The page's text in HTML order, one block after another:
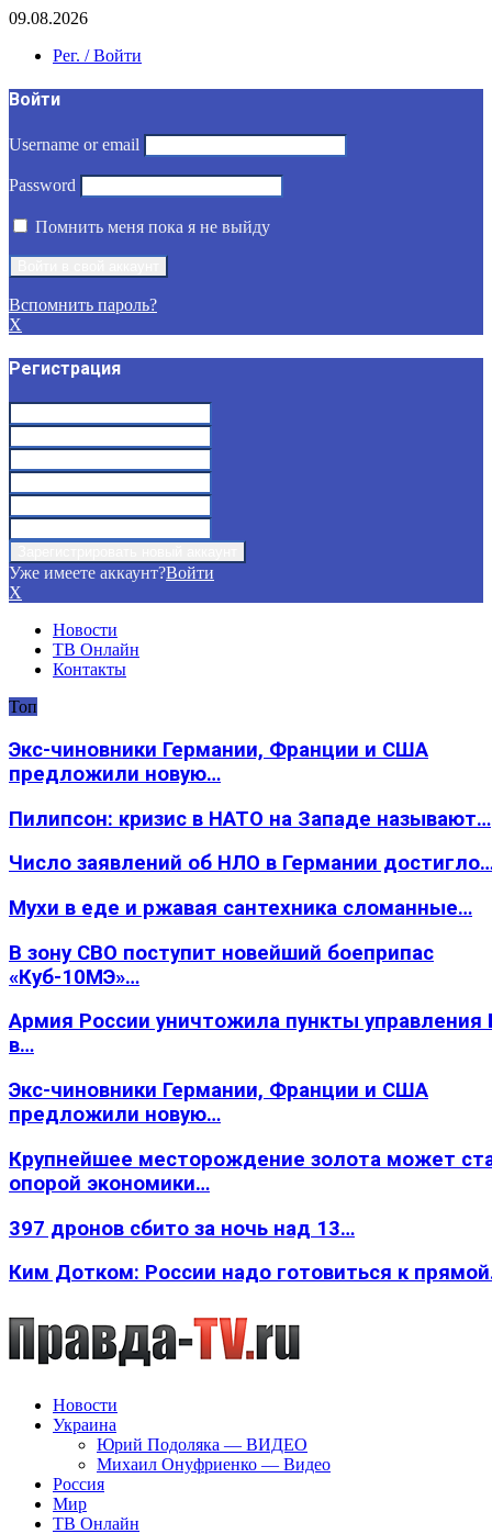
09.08.2026
Рег. / Войти
Войти
Username or email
Password
Помнить меня пока я не выйду
Вспомнить пароль?
X
Регистрация
Уже имеете аккаунт?Войти
X
Новости
ТВ Онлайн
Контакты
Топ
Экс-чиновники Германии, Франции и США
предложили новую…
Пилипсон: кризис в НАТО на Западе называют…
Число заявлений об НЛО в Германии
Мухи в еде и ржавая сантехника сломанные…
В зону СВО поступит новейший боеприпас
«Куб-10МЭ»…
Армия России уничтожила пункты
в…
Экс-чиновники Германии, Франции и США
предложили новую…
Крупнейшее месторождение золота может
опорой экономики…
397 дронов сбито за ночь над 13…
Ким Дотком: России надо готовиться к
Новости
Украина
Юрий Подоляка — ВИДЕО
Михаил Онуфриенко — Видео
Россия
Мир
ТВ Онлайн